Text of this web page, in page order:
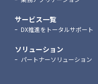
サービス一覧
DX推進をトータルサポート
ソリューション
パートナーソリューション